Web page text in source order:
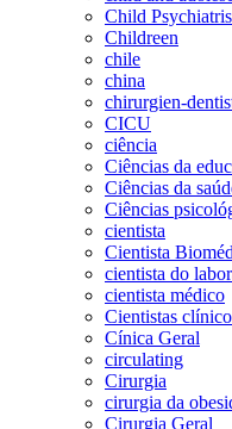
Child
Childreen
chile
china
chirurgien-
CICU
ciência
Ciências da
Ciências da
Ciências
cientista
Cientista
cientista do
cientista médico
Cientistas
Cínica Geral
circulating
Cirurgia
cirurgia da
Cirurgia Geral